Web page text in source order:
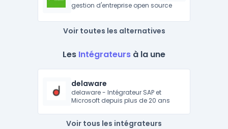
gestion d'entreprise open source
Voir toutes les alternatives
Les Intégrateurs à la une
delaware
delaware - Intégrateur SAP et
Microsoft depuis plus de 20 ans
Voir tous les intégrateurs